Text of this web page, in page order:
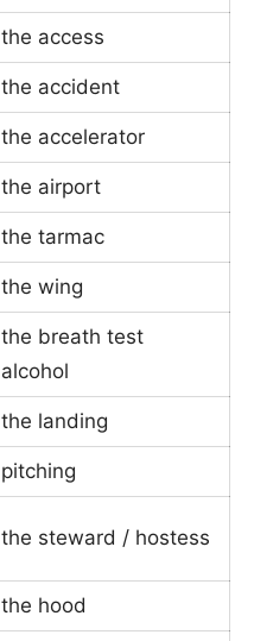
the access
the accident
the accelerator
the airport
the tarmac
the wing
the breath test
alcohol
the landing
pitching
the steward / hostess
the hood